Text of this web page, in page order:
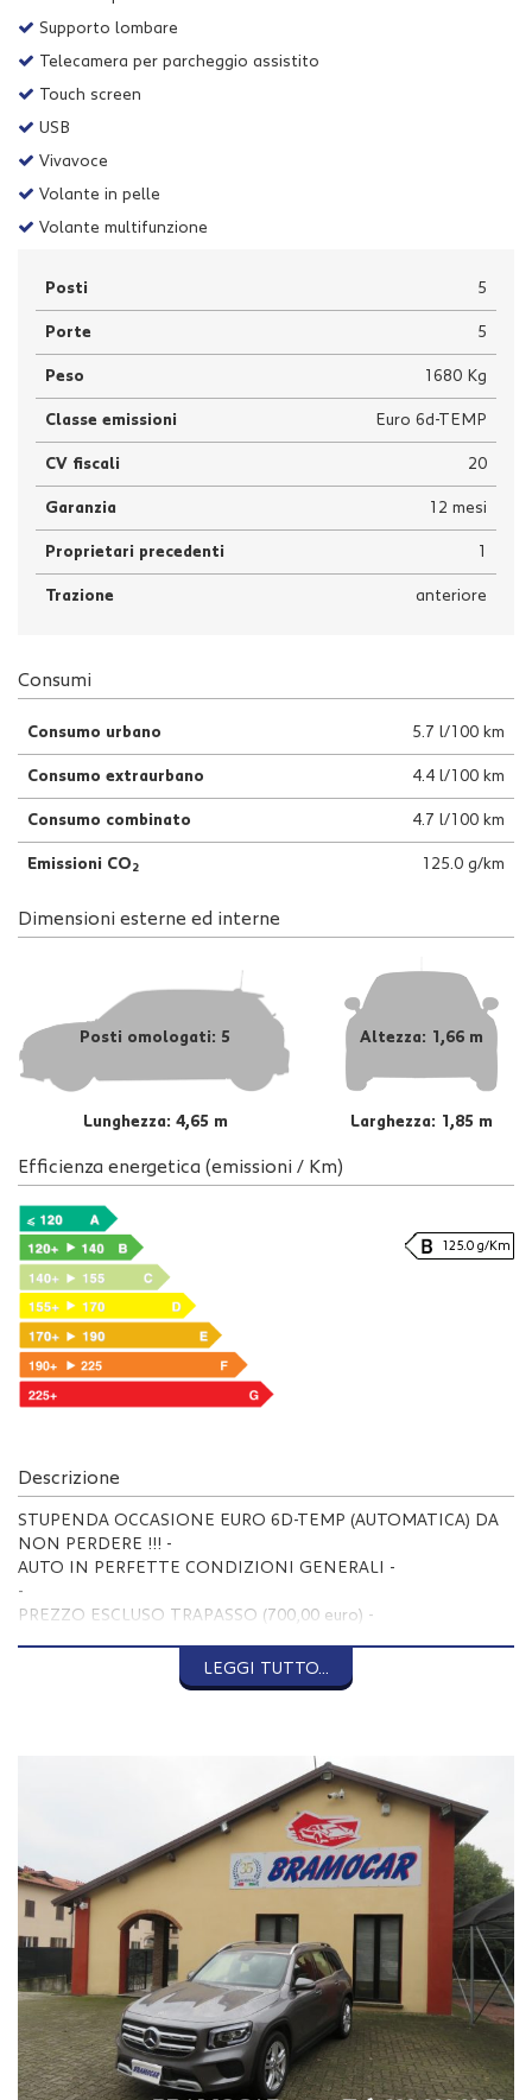
Supporto lombare
Telecamera per parcheggio assistito
Touch screen
USB
Vivavoce
Volante in pelle
Volante multifunzione
Posti 5
Porte 5
Peso 1680 Kg
Classe emissioni Euro 6d-TEMP
CV fiscali 20
Garanzia 12 mesi
Proprietari precedenti 1
Trazione anteriore
Consumi
Consumo urbano 5.7 l/100 km
Consumo extraurbano 4.4 l/100 km
Consumo combinato 4.7 l/100 km
Emissioni CO 2 125.0 g/km
Dimensioni esterne ed interne
Posti omologati: 5
Lunghezza: 4,65 m
Altezza: 1,66 m
Larghezza: 1,85 m
Efficienza energetica (emissioni / Km)
125.0 g/Km
Descrizione
STUPENDA OCCASIONE EURO 6D-TEMP (AUTOMATICA) DA
NON PERDERE !!! -
AUTO IN PERFETTE CONDIZIONI GENERALI -
-
PREZZO ESCLUSO TRAPASSO (700,00 euro) -
CHIUSURA CENTRALIZZATA -
CONTROLLO AUTOMATICO TRAZIONE/ESP -
LUCI DIURNE / DIURNE A LED -
FARI LED -
IMMOBILIZZATORE ELETTRONICO -
ISOFIX -
SISTEMA DI CONTROLLO PRESSIONE PNEUMATICI -
ASSIST ALLA FRENATA DI EMERGENZA -
CONTROLLO ELETTRONICO DELLA CORSIA -
MODALITA' DI GUIDA: INDIVIDUAL / SPORT / COMFORT /
ECO -
-
--- COMFORT ---
LEGGI TUTTO...